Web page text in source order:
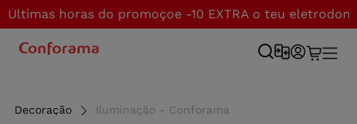
Últimas horas do promoçoe -10 EXTRA o teu
Decoração Iluminação - Conforama